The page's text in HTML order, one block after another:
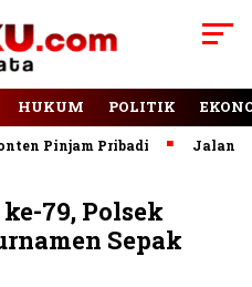
HUKUM POLITIK
Pribadi Jalan
79, Polsek
Sepak